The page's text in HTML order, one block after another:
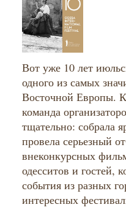
Вот уже 10 лет
одного из самых
Восточной Европы.
команда
тщательно: собрала
провела серьезный
внеконкурсных
одесситов и гостей,
события из разных
интересных